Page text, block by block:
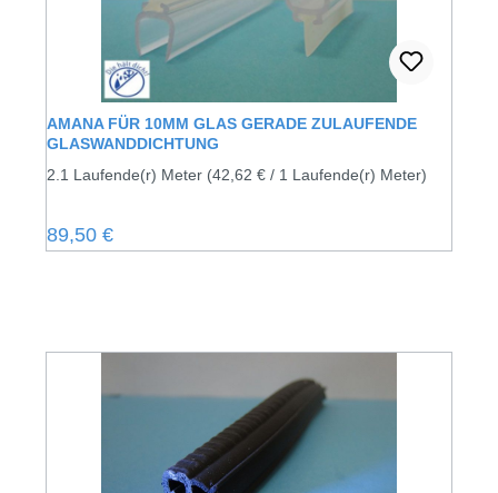
AMANA FÜR 10MM GLAS GERADE ZULAUFENDE
GLASWANDDICHTUNG
2.1 Laufende(r) Meter (42,62 € / 1 Laufende(r) Meter)
Regulärer Preis:
89,50 €